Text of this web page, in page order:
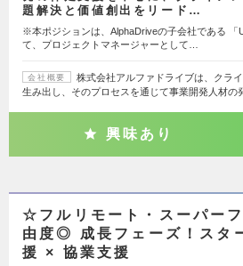
題解決と価値創出をリード…
※本ポジションは、AlphaDriveの子会社である 「
て、プロジェクトマネージャーとして…
会社概要
株式会社アルファドライブは、クラ
生み出し、そのプロセスを通じて事業開発人材の
興味あり
☆フルリモート・スーパー
由度◎ 成長フェーズ！スタ
援 × 協業支援